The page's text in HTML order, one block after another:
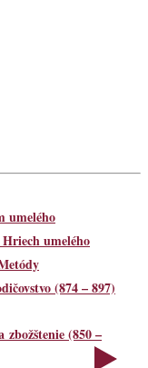
umelého
umelého
(874 – 897)
(850 –